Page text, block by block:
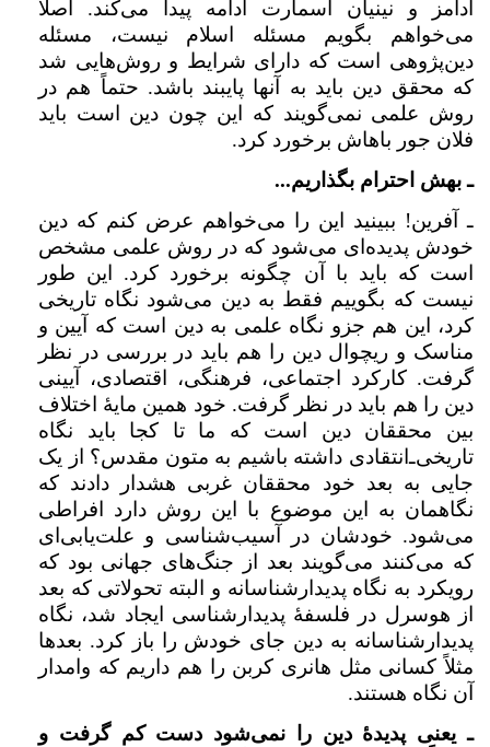
آدامز و نینیان اسمارت ادامه پیدا می‌کند. اصلاً
می‌خواهم بگویم مسئله اسلام نیست، مسئله
دین‌پژوهی است که دارای شرایط و روش‌هایی شد
که محقق دین باید به آنها پایبند باشد. حتماً هم در
روش علمی نمی‌گویند که این چون دین است باید
فلان جور باهاش برخورد کرد.
ـ بهش احترام بگذاریم...
ـ آفرین! ببینید این را می‌خواهم عرض کنم که دین
خودش پدیده‌ای می‌شود که در روش علمی مشخص
است که باید با آن چگونه برخورد کرد. این طور
نیست که بگوییم فقط به دین می‌شود نگاه تاریخی
کرد، ‌این هم جزو نگاه علمی به دین است که آیین و
مناسک و ریچوال دین را هم باید در بررسی در نظر
گرفت. کارکرد اجتماعی،‌ فرهنگی،‌ اقتصادی، آیینی
دین را هم باید در نظر گرفت. خود همین مایهٔ اختلاف
بین محققان دین است که ما تا کجا باید نگاه
تاریخی‌ـ‌انتقادی داشته باشیم به متون مقدس؟ از یک
جایی به بعد خود محققان غربی هشدار دادند که
نگاهمان به این موضوع با این روش دارد افراطی
می‌شود. خودشان در آسیب‌شناسی و علت‌یابی‌ای
که می‌کنند می‌گویند بعد از جنگ‌های جهانی بود که
رویکرد به نگاه پدیدارشناسانه و البته تحولاتی که بعد
از هوسرل در فلسفهٔ پدیدارشناسی ایجاد شد، نگاه
پدیدارشناسانه به دین جای خودش را باز کرد. بعدها
مثلاً کسانی مثل هانری کربن را هم داریم که وامدار
آن نگاه هستند.
ـ یعنی پدیدهٔ دین را نمی‌شود دست کم گرفت و